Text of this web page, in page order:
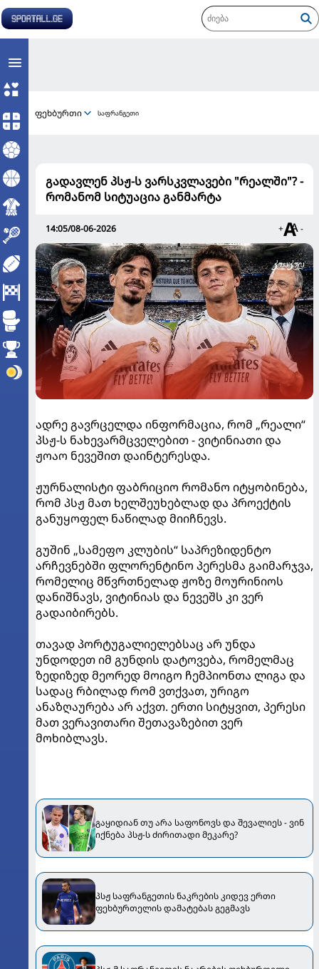
ფეხბურთი საფრანგეთი
გადავლენ პსჟ-ს ვარსკვლავები "რეალში"? -
რომანომ სიტუაცია განმარტა
14:05/08-06-2026 + -
ადრე გავრცელდა ინფორმაცია, რომ „რეალი“
პსჟ-ს ნახევარმცველებით - ვიტინიათი და
ჟოაო ნევეშით დაინტერესდა.
ჟურნალისტი ფაბრიციო რომანო იტყობინება,
რომ პსჟ მათ ხელშეუხებლად და პროექტის
განუყოფელ ნაწილად მიიჩნევს.
გუშინ „სამეფო კლუბის“ საპრეზიდენტო
არჩევნებში ფლორენტინო პერესმა გაიმარჯვა,
რომელიც მწვრთნელად ჟოზე მოურინიოს
დანიშნავს, ვიტინიას და ნევეშს კი ვერ
გადაიბირებს.
თავად პორტუგალიელებსაც არ უნდა
უნდოდეთ იმ გუნდის დატოვება, რომელმაც
ზედიზედ მეორედ მოიგო ჩემპიონთა ლიგა და
სადაც რბილად რომ ვთქვათ, ურიგო
ანაზღაურება არ აქვთ. ერთი სიტყვით, პერესი
მათ ვერავითარი შეთავაზებით ვერ
მოხიბლავს.
გაყიდიან თუ არა საფონოვს და შევალიეს - ვინ
იქნება პსჟ-ს ძირითადი მეკარე?
პსჟ საფრანგეთის ნაკრების კიდევ ერთი
ფეხბურთელის დამატებას გეგმავს